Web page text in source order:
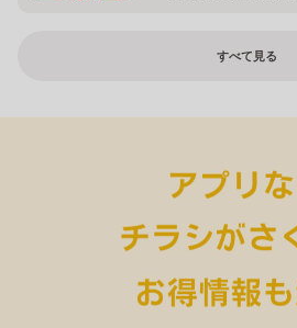
すべて見る